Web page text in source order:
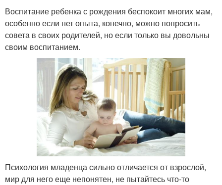
Воспитание ребенка с рождения беспокоит многих мам,
особенно если нет опыта, конечно, можно попросить
совета в своих родителей, но если только вы довольны
своим воспитанием.
Психология младенца сильно отличается от взрослой,
мир для него еще непонятен, не пытайтесь что-то